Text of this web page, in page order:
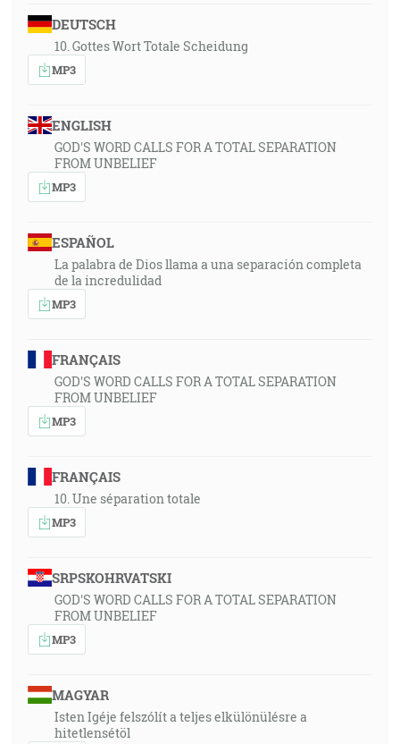
DEUTSCH
10. Gottes Wort Totale Scheidung
MP3
ENGLISH
GOD'S WORD CALLS FOR A TOTAL SEPARATION
FROM UNBELIEF
MP3
ESPAÑOL
La palabra de Dios llama a una separación completa
de la incredulidad
MP3
FRANÇAIS
GOD'S WORD CALLS FOR A TOTAL SEPARATION
FROM UNBELIEF
MP3
FRANÇAIS
10. Une séparation totale
MP3
SRPSKOHRVATSKI
GOD'S WORD CALLS FOR A TOTAL SEPARATION
FROM UNBELIEF
MP3
MAGYAR
Isten Igéje felszólít a teljes elkülönülésre a
hitetlensétöl